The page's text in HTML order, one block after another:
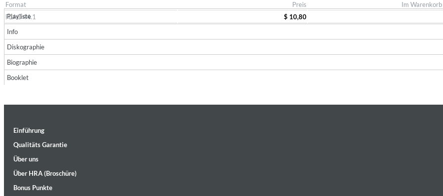
Malia, Boris Blank
Genre:
Format Preis Im Warenkorb
FLAC 44.1
$ 10,80
Playliste
Info
Diskographie
Biographie
Booklet
Einführung
Qualitäts Garantie
Über uns
Über HRA (Broschüre)
Bonus Punkte